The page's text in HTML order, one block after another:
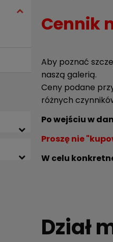
Cennik
Aby poznać
naszą galerią.
Ceny podane
różnych
Po wejściu w
Proszę nie
W celu
Dział